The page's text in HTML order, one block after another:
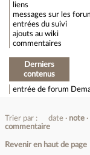
liens
messages sur les
entrées du suivi
ajouts au wiki
commentaires
Derniers
contenus
entrée de forum
Trier par : date note
commentaire
Revenir en haut de page